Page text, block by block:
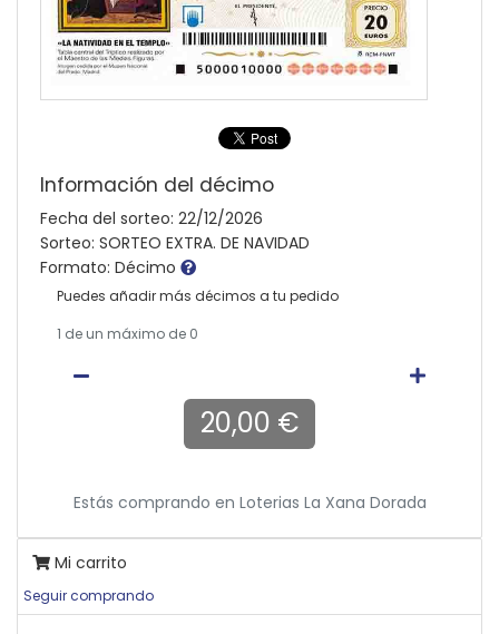
Información del décimo
Fecha del sorteo: 22/12/2026
Sorteo: SORTEO EXTRA. DE NAVIDAD
Formato: Décimo
Puedes añadir más décimos a tu pedido
1 de un máximo de 0
20,00 €
Estás comprando en Loterias La Xana Dorada
Mi carrito
Seguir comprando